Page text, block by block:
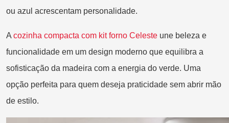
ou azul acrescentam personalidade.
A cozinha compacta com kit forno Celeste une beleza e
funcionalidade em um design moderno que equilibra a
sofisticação da madeira com a energia do verde. Uma
opção perfeita para quem deseja praticidade sem abrir mão
de estilo.